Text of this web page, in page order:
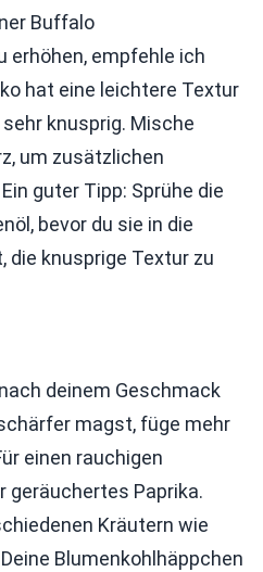
Buffalo
erhöhen, empfehle ich
hat eine leichtere Textur
knusprig. Mische
um zusätzlichen
guter Tipp: Sprühe die
bevor du sie in die
die knusprige Textur zu
deinem Geschmack
magst, füge mehr
einen rauchigen
geräuchertes Paprika.
Kräutern wie
Blumenkohlhäppchen